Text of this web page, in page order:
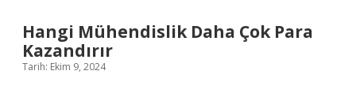
Hangi Mühendislik Daha Çok Para
Kazandırır
Tarih: Ekim 9, 2024